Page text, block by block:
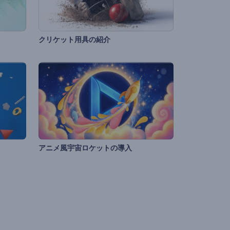
クリケット用具の紹介
アニメ風宇宙ロケットの導入